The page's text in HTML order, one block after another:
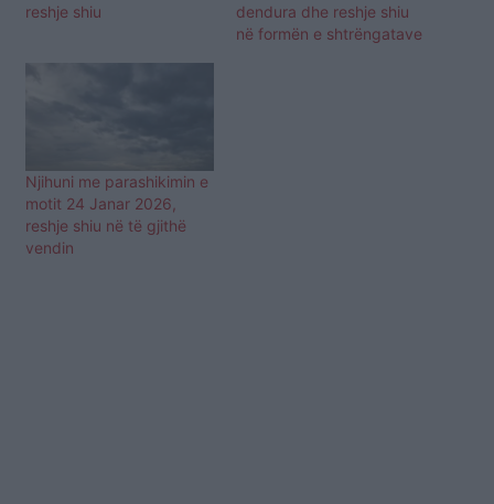
reshje shiu
dendura dhe reshje shiu
në formën e shtrëngatave
Njihuni me parashikimin e
motit 24 Janar 2026,
reshje shiu në të gjithë
vendin